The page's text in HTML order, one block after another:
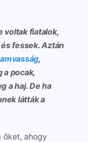
voltak fiatalok,
fessek. Aztán
,
pocak,
a haj. De ha
látták a
őket, ahogy